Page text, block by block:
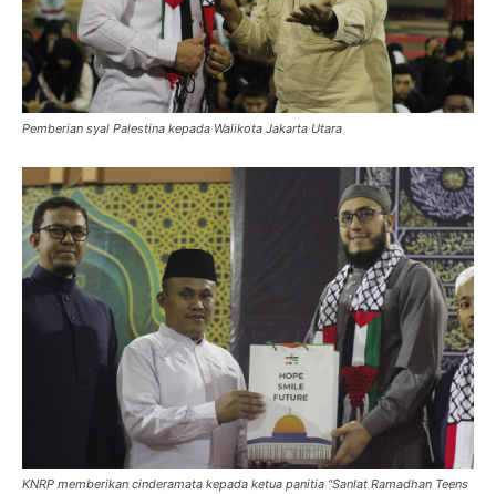
Pemberian syal Palestina kepada Walikota Jakarta Utara
KNRP memberikan cinderamata kepada ketua panitia “Sanlat Ramadhan Teens